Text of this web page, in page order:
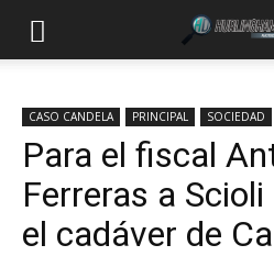
CASO CANDELA PRINCIPAL SOCIEDAD
Para el fiscal
Ferreras a
el cadáver de